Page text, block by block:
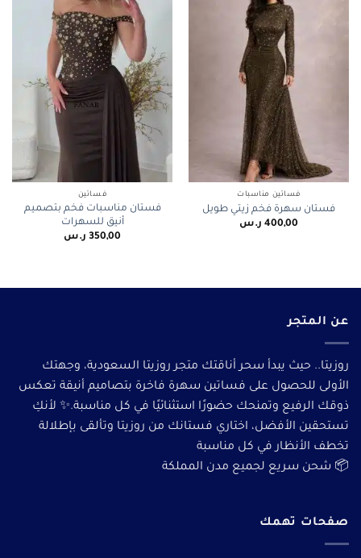
فساتين مناسبات
فستان سهرة فخم زيتي طويل
400,00 ر.س
فساتين
فستان مناسبات فخم بتصميم
أنيق للسهرات
350,00 ر.س
عن المتجر
روزيتا.. حيث يبدأ سحر أناقتك متجر روزيتا السعودية، وجهتك
الأولى للحصول على فساتين سهرة فاخرة بتصاميم أنيقة تعكس
ذوقك الرفيع وتمنحك حضورًا استثنائيًا في كل مناسبة.✨ لأنكِ
تستحقين الأفضل، اختاري فستانك من روزيتا وتألقى بإطلالة
تخطف الأنظار في كل مناسبة
📦 شحن سريع لجميع مدن المملكة
صفحات تهمك